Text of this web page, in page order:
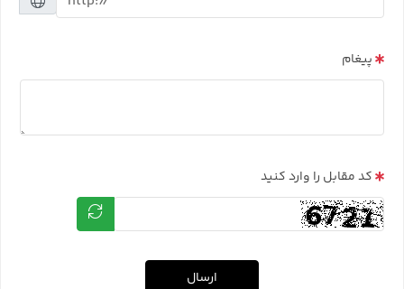
پیغام
کد مقابل را وارد کنید
ارسال